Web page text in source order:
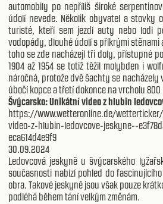
automobily po nepříliš široké
údolí nevede. Několik obyvatel a stovky
turisté, kteří sem jezdí auty nebo lodí
vodopády, dlouhé údolí s příkrými stěnami
toho se zde nacházejí tři doly, přístupné
1904 až 1954 se totiž těžil molybden i
náročná, protože dvě šachty se nacházely
úbočí kopce a třetí dokonce na vrcholu
Švýcarsko: Unikátní video z hlubin
https://www.wetteronline.de/
video-z-hlubin-ledovcove-jeskyne--
eca614d4e9f9
30.09.2024
Ledovcová jeskyně u švýcarského
současnosti nabízí pohled do
obra. Takové jeskyně jsou však pouze
podléhá během tání velkým změnám.